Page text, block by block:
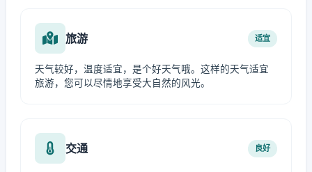
旅游 适宜
天气较好，温度适宜，是个好天气哦。这样的天气适宜
旅游，您可以尽情地享受大自然的风光。
交通 良好